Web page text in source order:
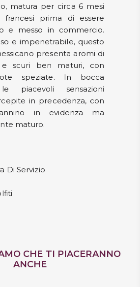
matura per circa 6 mesi
francesi prima di essere
e messo in commercio.
e impenetrabile, questo
presenta aromi di
scuri ben maturi, con
speziate. In bocca
piacevoli sensazioni
in precedenza, con
in evidenza ma
maturo.
Di Servizio
CHE TI PIACERANNO
ANCHE